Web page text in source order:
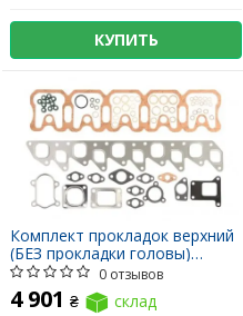
КУПИТЬ
Комплект прокладок верхний
(БЕЗ прокладки головы)
включая кольца форсунок
0 отзывов
4 901 ₴ склад